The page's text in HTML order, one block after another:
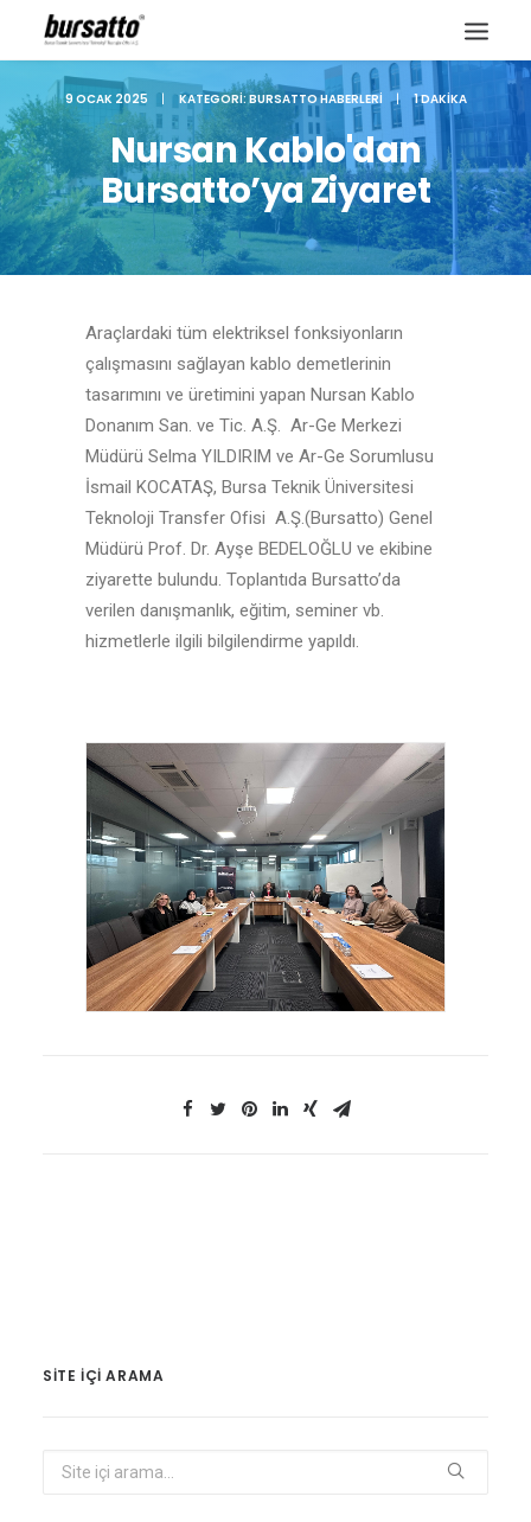
Site içi arama
9 OCAK 2025 | KATEGORI:BURSATTO HABERLERI | 1 DAKIKA
Nursan Kablo'dan
Bursatto’ya Ziyaret
Araçlardaki tüm elektriksel fonksiyonların
çalışmasını sağlayan kablo demetlerinin
tasarımını ve üretimini yapan Nursan Kablo
Donanım San. ve Tic. A.Ş. Ar-Ge Merkezi
Müdürü Selma YILDIRIM ve Ar-Ge Sorumlusu
İsmail KOCATAŞ, Bursa Teknik Üniversitesi
Teknoloji Transfer Ofisi A.Ş.(Bursatto) Genel
Müdürü Prof. Dr. Ayşe BEDELOĞLU ve ekibine
ziyarette bulundu. Toplantıda Bursatto’da
verilen danışmanlık, eğitim, seminer vb.
hizmetlerle ilgili bilgilendirme yapıldı.
SITE IÇI ARAMA